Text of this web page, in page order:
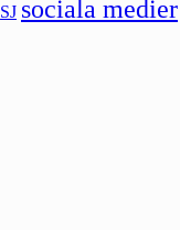
SJ sociala medier